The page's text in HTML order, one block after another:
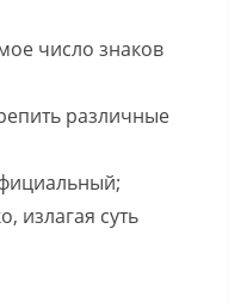
число знаков
различные
излагая суть